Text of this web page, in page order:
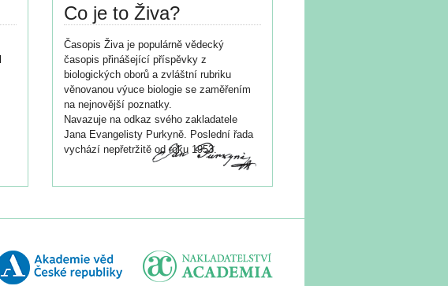
Co je to Živa?
Časopis Živa je populárně vědecký
časopis přinášející příspěvky z
biologických oborů a zvláštní rubriku
věnovanou výuce biologie se zaměřením
na nejnovější poznatky.
Navazuje na odkaz svého zakladatele
Jana Evangelisty Purkyně. Poslední řada
vychází nepřetržitě od roku 1953.